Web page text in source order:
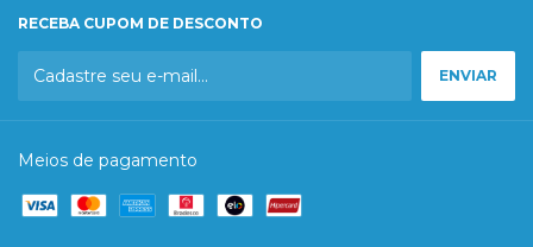
RECEBA CUPOM DE DESCONTO
Meios de pagamento